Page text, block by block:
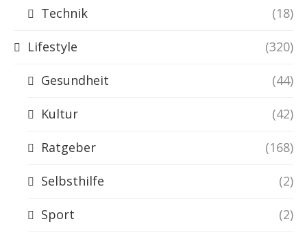
Technik (18)
Lifestyle (320)
Gesundheit (44)
Kultur (42)
Ratgeber (168)
Selbsthilfe (2)
Sport (2)